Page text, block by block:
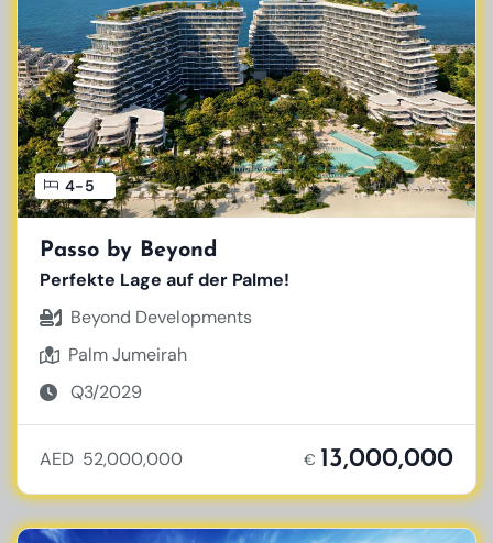
4-5
Passo by Beyond
Perfekte Lage auf der Palme!
Beyond Developments
Palm Jumeirah
Q3/2029
AED 52,000,000 € 13,000,000